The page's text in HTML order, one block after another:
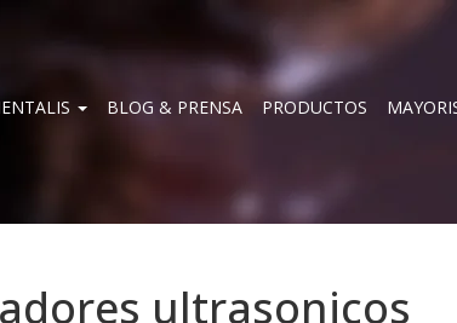
BLOG & PRENSA PRODUCTOS
ultrasonicos